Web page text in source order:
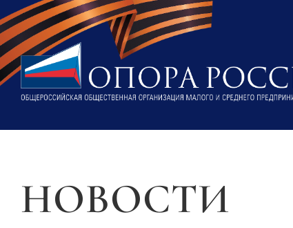
НОВОСТИ